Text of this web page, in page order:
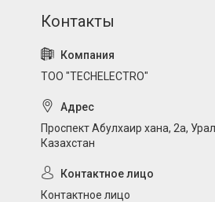
ТОО "TECHELECTRO"
Проспект Абулхаир хана, 2а,
Казахстан
Контактное лицо